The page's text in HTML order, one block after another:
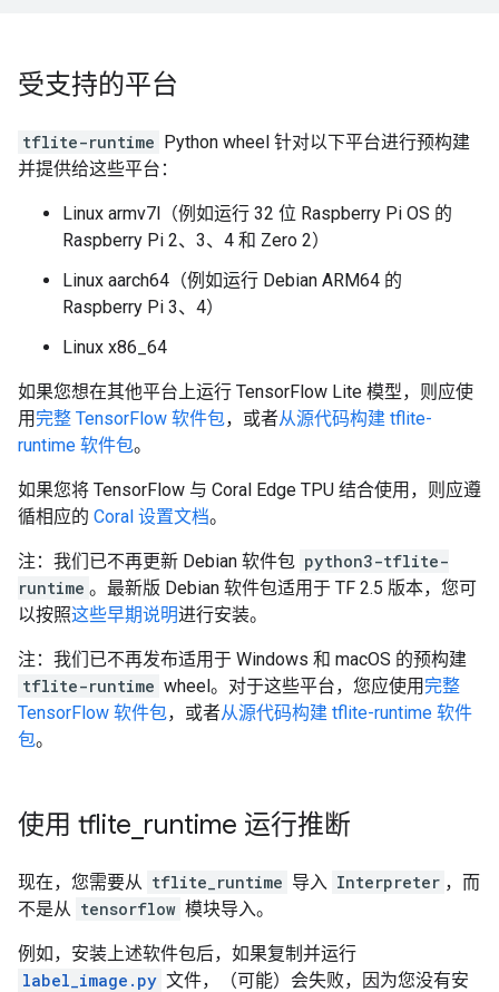
受支持的平台
tflite-runtime Python wheel 针对以下平台进行预构建
并提供给这些平台：
Linux armv7l（例如运行 32 位 Raspberry Pi OS 的
Raspberry Pi 2、3、4 和 Zero 2）
Linux aarch64（例如运行 Debian ARM64 的
Raspberry Pi 3、4）
Linux x86_64
如果您想在其他平台上运行 TensorFlow Lite 模型，则应使
用完整 TensorFlow 软件包，或者从源代码构建 tflite-
runtime 软件包。
如果您将 TensorFlow 与 Coral Edge TPU 结合使用，则应遵
循相应的 Coral 设置文档。
注：我们已不再更新 Debian 软件包 python3-tflite-
runtime 。最新版 Debian 软件包适用于 TF 2.5 版本，您可
以按照这些早期说明进行安装。
注：我们已不再发布适用于 Windows 和 macOS 的预构建
tflite-runtime wheel。对于这些平台，您应使用完整
TensorFlow 软件包，或者从源代码构建 tflite-runtime 软件
包。
使用 tflite runtime 运行推断
现在，您需要从 tflite_runtime 导入 Interpreter ，而
不是从 tensorflow 模块导入。
例如，安装上述软件包后，如果复制并运行
label_image.py 文件，（可能）会失败，因为您没有安